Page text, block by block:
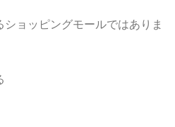
ョッピングモールではありま